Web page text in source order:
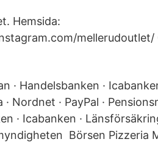
Hemsida:
mellerudoutlet/
· Handelsbanken ·
Nordnet · PayPal ·
· Icabanken ·
Börsen Pizzeria